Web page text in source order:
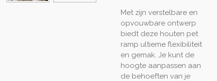
Met zijn verstelbare en
opvouwbare ontwerp
biedt deze houten pet
ramp ultieme flexibiliteit
en gemak. Je kunt de
hoogte aanpassen aan
de behoeften van je